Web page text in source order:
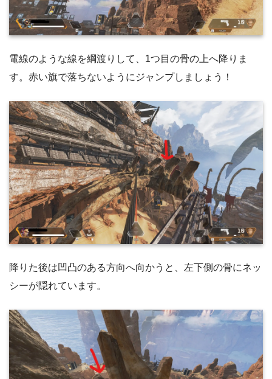
電線のような線を綱渡りして、1つ目の骨の上へ降りま
す。赤い旗で落ちないようにジャンプしましょう！
降りた後は凹凸のある方向へ向かうと、左下側の骨にネッ
シーが隠れています。